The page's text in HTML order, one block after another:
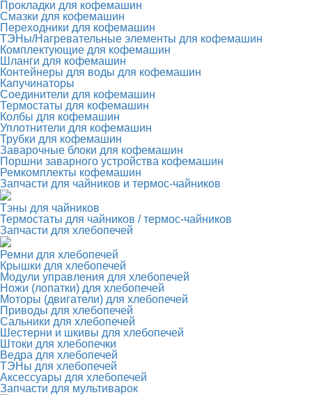
Прокладки для кофемашин
Смазки для кофемашин
Переходники для кофемашин
ТЭНы/Нагревательные элементы для кофемашин
Комплектующие для кофемашин
Шланги для кофемашин
Контейнеры для воды для кофемашин
Капучинаторы
Соединители для кофемашин
Термостаты для кофемашин
Колбы для кофемашин
Уплотнители для кофемашин
Трубки для кофемашин
Заварочные блоки для кофемашин
Поршни заварного устройства кофемашин
Ремкомплекты кофемашин
Запчасти для чайников и термос-чайников
Тэны для чайников
Термостаты для чайников / термос-чайников
Запчасти для хлебопечей
Ремни для хлебопечей
Крышки для хлебопечей
Модули управления для хлебопечей
Ножи (лопатки) для хлебопечей
Моторы (двигатели) для хлебопечей
Приводы для хлебопечей
Сальники для хлебопечей
Шестерни и шкивы для хлебопечей
Штоки для хлебопечки
Ведра для хлебопечей
ТЭНы для хлебопечей
Аксессуары для хлебопечей
Запчасти для мультиварок